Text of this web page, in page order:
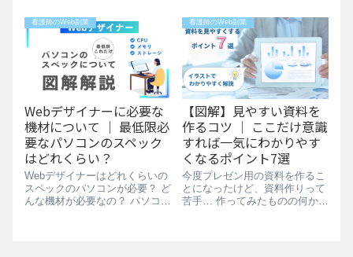
ら、1年間の実際の生活や収入
を解説していきます 派遣看護
師...
看護師のWeb副業
Webデザイナーに必要な
機材について │ 最低限必
要なパソコンのスペック
はどれくらい？
Webデザイナーはどれくらいの
スペックのパソコンが必要？ ど
んな機材が必要なの？ パソコン
看護師のWeb副業
【図解】見やすい資料を
作るコツ │ ここだけ意識
すれば一気にわかりやす
くなるポイント7選
今度プレゼン用の資料を作るこ
とになったけど、資料作りって
苦手… 作ってみたものの何かイ